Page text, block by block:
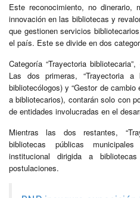
Este reconocimiento, no
innovación en las bibliotecas y
que gestionen servicios
el país. Este se divide en dos
Categoría “Trayectoria
Las dos primeras, “Trayectoria a
bibliotecólogos) y “Gestor de
a bibliotecarios), contarán solo con
de entidades involucradas en el
Mientras las dos restantes,
bibliotecas públicas
institucional dirigida a
postulaciones.